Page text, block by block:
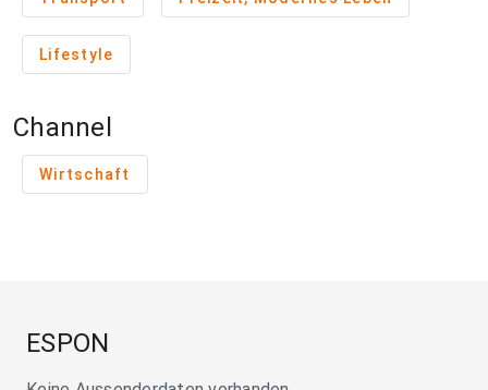
Lifestyle
Channel
Wirtschaft
ESPON